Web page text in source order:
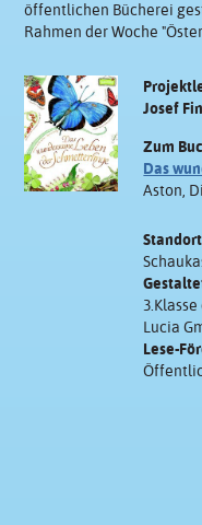
öffentlichen Bücherei
Rahmen der Woche
Josef
Zum
Das
Aston,
Lucia
Lese-